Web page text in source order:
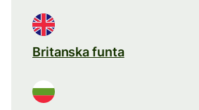
Britanska funta